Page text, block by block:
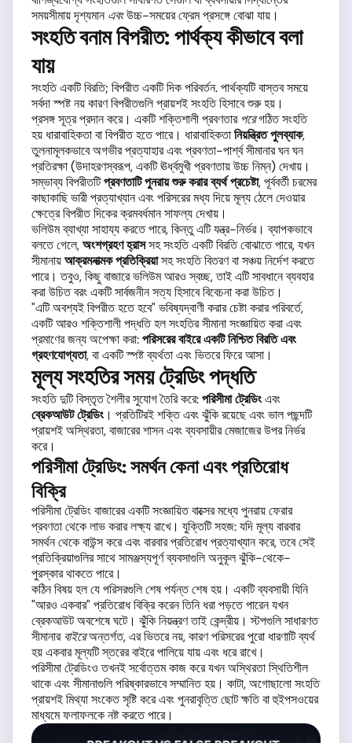
সময়সীমায় দৃশ্যমানএবংউচ্চ-সময়ের ফ্রেম প্রসঙ্গে বোঝা যায়।
সংহতি বনাম বিপরীত: পার্থক্য কীভাবে বলা
যায়
সংহতি একটি বিরতি; বিপরীত একটি দিক পরিবর্তন. পার্থক্যটি বাস্তব সময়ে
সর্বদা স্পষ্ট নয় কারণ বিপরীতগুলি প্রায়শই সংহতি হিসাবে শুরু হয়।
প্রসঙ্গ সূত্র প্রদান করে। একটি শক্তিশালী প্রবণতার পরেগঠিত সংহতি
হয় ধারাবাহিকতা বা বিপরীত হতে পারে। ধারাবাহিকতানিয়ন্ত্রিত পুলব্যাক,
তুলনামূলকভাবে অগভীর প্রত্যাহার এবং প্রবণতা-পার্শ্ব সীমানার ঘন ঘন
প্রতিরক্ষা (উদাহরণস্বরূপ, একটি ঊর্ধ্বমুখী প্রবণতায় উচ্চ নিম্ন) দেখায়।
সম্ভাব্য বিপরীতটিপ্রবণতাটি পুনরায় শুরু করার ব্যর্থ প্রচেষ্টা, পূর্ববর্তী চরমের
কাছাকাছি ভারী প্রত্যাখ্যান এবং পরিসরের মধ্য দিয়ে মূল্য ঠেলে দেওয়ার
ক্ষেত্রে বিপরীত দিকের ক্রমবর্ধমান সাফল্য দেখায়।
ভলিউম ব্যাখ্যা সাহায্য করতে পারে, কিন্তু এটি যন্ত্র-নির্ভর। ব্যাপকভাবে
বলতে গেলে,অংশগ্রহণ হ্রাসসহ সংহতি একটি বিরতি বোঝাতে পারে, যখন
সীমানায়আক্রমনাত্মক প্রতিক্রিয়াসহ সংহতি বিতরণ বা সঞ্চয় নির্দেশ করতে
পারে। তবুও, কিছু বাজারে ভলিউম আরও স্বচ্ছ, তাই এটি সাবধানে ব্যবহার
করা উচিত বরং একটি সার্বজনীন সত্য হিসাবে বিবেচনা করা উচিত।
"এটি অবশ্যই বিপরীত হতে হবে" ভবিষ্যদ্বাণী করার চেষ্টা করার পরিবর্তে,
একটি আরও শক্তিশালী পদ্ধতি হল সংহতির সীমানা সংজ্ঞায়িত করা এবং
প্রমাণের জন্য অপেক্ষা করা:পরিসরের বাইরে একটি নিশ্চিত বিরতি এবং
গ্রহণযোগ্যতা, বা একটি স্পষ্ট ব্যর্থতা এবং ভিতরে ফিরে আসা।
মূল্য সংহতির সময় ট্রেডিং পদ্ধতি
সংহতি দুটি বিস্তৃত শৈলীর সুযোগ তৈরি করে:পরিসীমা ট্রেডিংএবং
ব্রেকআউট ট্রেডিং। প্রতিটিরই শক্তি এবং ঝুঁকি রয়েছে এবং ভাল পছন্দটি
প্রায়শই অস্থিরতা, বাজারের শাসন এবং ব্যবসায়ীর মেজাজের উপর নির্ভর
করে।
পরিসীমা ট্রেডিং: সমর্থন কেনা এবং প্রতিরোধ
বিক্রি
পরিসীমা ট্রেডিং বাজারের একটি সংজ্ঞায়িত বাক্সের মধ্যে পুনরায় ফেরার
প্রবণতা থেকে লাভ করার লক্ষ্য রাখে। যুক্তিটি সহজ: যদি মূল্য বারবার
সমর্থন থেকে বাউন্স করে এবং বারবার প্রতিরোধ প্রত্যাখ্যান করে, তবে সেই
প্রতিক্রিয়াগুলির সাথে সামঞ্জস্যপূর্ণ ব্যবসাগুলি অনুকূল ঝুঁকি-থেকে-
পুরস্কার থাকতে পারে।
কঠিন বিষয় হল যে পরিসরগুলি শেষ পর্যন্ত শেষ হয়। একটি ব্যবসায়ী যিনি
"আরও একবার" প্রতিরোধ বিক্রি করেন তিনি ধরা পড়তে পারেন যখন
ব্রেকআউট অবশেষে ঘটে। ঝুঁকি নিয়ন্ত্রণ তাই কেন্দ্রীয়। স্টপগুলি সাধারণত
সীমানার বাইরেঅন্তর্গত, এর ভিতরে নয়, কারণ পরিসরের পুরো ধারণাটি ব্যর্থ
হয় একবার মূল্যটি স্তরের বাইরে পালিয়ে যায় এবং ধরে রাখে।
পরিসীমা ট্রেডিংও তখনই সর্বোত্তম কাজ করে যখন অস্থিরতা স্থিতিশীল
থাকে এবং সীমানাগুলি পরিষ্কারভাবে সম্মানিত হয়। কাটা, অগোছালো সংহতি
প্রায়শই মিথ্যা সংকেত সৃষ্টি করে এবং পুনরাবৃত্তি ছোট ক্ষতি বা হুইপসওয়ের
মাধ্যমে ফলাফলকে নষ্ট করতে পারে।